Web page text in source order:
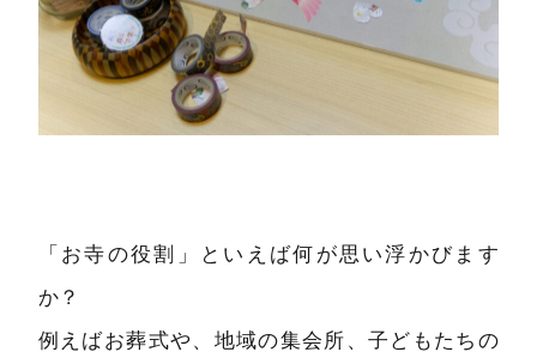
「お寺の役割」といえば何が思い浮かびます
か？
例えばお葬式や、地域の集会所、子どもたちの